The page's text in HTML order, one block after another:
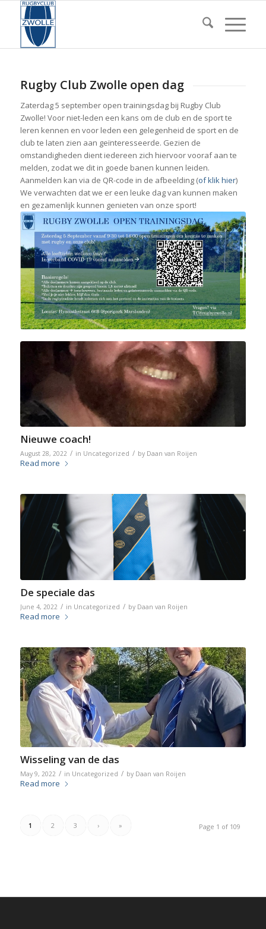
Rugby Club Zwolle open dag
Zaterdag 5 september open trainingsdag bij Rugby Club
Zwolle! Voor niet-leden een kans om de club en de sport te
leren kennen en voor leden een gelegenheid de sport en de
club te laten zien aan geïnteresseerde. Gezien de
omstandigheden dient iedereen zich hiervoor vooraf aan te
melden, zodat we dit in goede banen kunnen leiden.
Aanmelden kan via de QR-code in de afbeelding (of klik hier)
We verwachten dat we er een leuke dag van kunnen maken
en gezamenlijk kunnen genieten van onze sport!
Nieuwe coach!
August 28, 2022 / in Uncategorized / by Daan van Roijen
Read more
De speciale das
June 4, 2022 / in Uncategorized / by Daan van Roijen
Read more
Wisseling van de das
May 9, 2022 / in Uncategorized / by Daan van Roijen
Read more
Page 1 of 109
1 2 3 › »